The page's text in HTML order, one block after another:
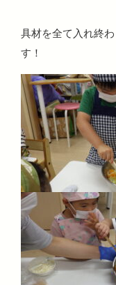
具材を全て入れ終
す！